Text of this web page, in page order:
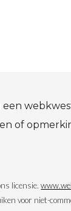
een
of
licensie.
voor niet-